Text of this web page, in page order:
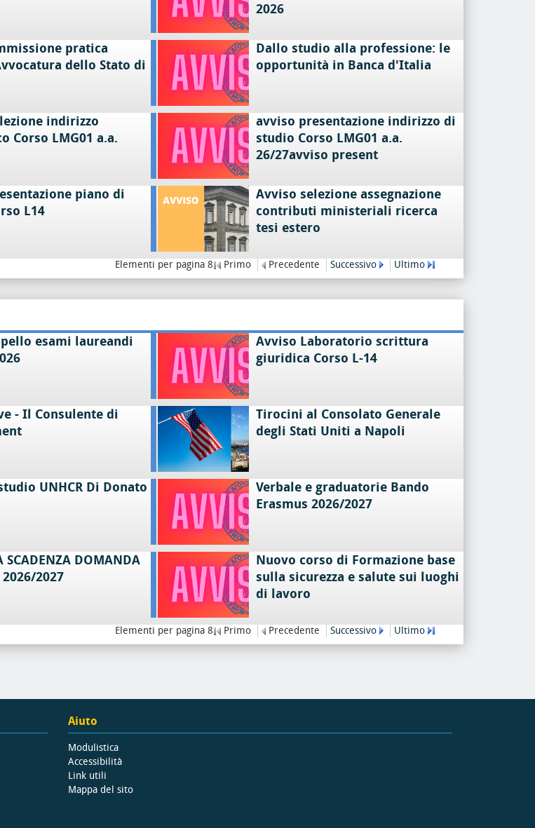
2026
pratica
dello Stato di
Dallo studio alla professione: le
opportunità in Banca d'Italia
indirizzo
Corso LMG01 a.a.
avviso presentazione indirizzo di
studio Corso LMG01 a.a.
26/27avviso present
piano di
L14
Avviso selezione assegnazione
contributi ministeriali ricerca
tesi estero
Elementi per pagina 8 Primo Precedente Successivo Ultimo
esami laureandi
Avviso Laboratorio scrittura
giuridica Corso L-14
- Il Consulente di
Tirocini al Consolato Generale
degli Stati Uniti a Napoli
UNHCR Di Donato
Verbale e graduatorie Bando
Erasmus 2026/2027
SCADENZA DOMANDA
2026/2027
Nuovo corso di Formazione base
sulla sicurezza e salute sui luoghi
di lavoro
Elementi per pagina 8 Primo Precedente Successivo Ultimo
Aiuto
Modulistica
Accessibilità
Link utili
Mappa del sito